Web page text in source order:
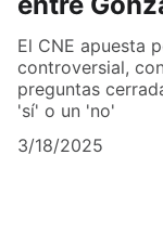
El CNE apuesta
controversial,
preguntas
'sí' o un 'no'
3/18/2025